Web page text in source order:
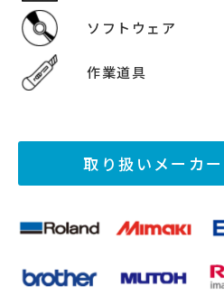
ソフトウェア
作業道具
取り扱いメーカー